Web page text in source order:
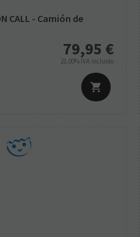
CALL - Camión de
79,95 €
21.00% IVA incluido